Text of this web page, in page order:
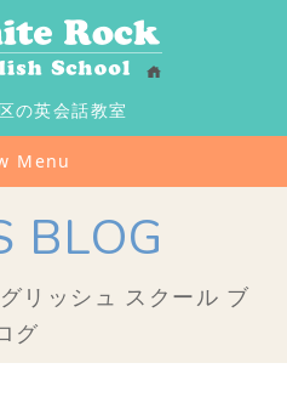
の英会話教室
Menu
BLOG
リッシュ スクール ブ
グ